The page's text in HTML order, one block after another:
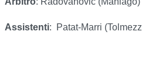
Assistenti: Patat-Marri